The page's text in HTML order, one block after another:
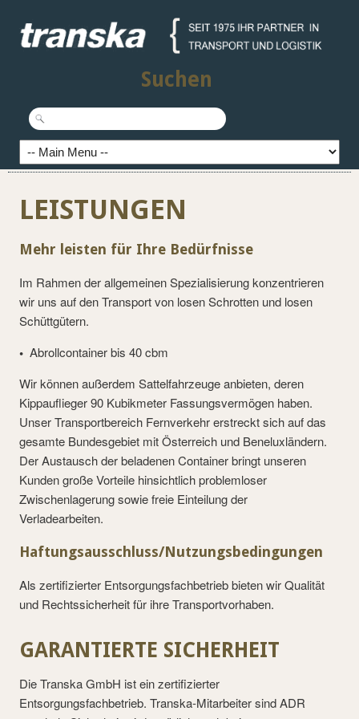
Suchen
LEISTUNGEN
Mehr leisten für Ihre Bedürfnisse
Im Rahmen der allgemeinen Spezialisierung konzentrieren
wir uns auf den Transport von losen Schrotten und losen
Schüttgütern.
• Abrollcontainer bis 40 cbm
Wir können außerdem Sattelfahrzeuge anbieten, deren
Kippauflieger 90 Kubikmeter Fassungsvermögen haben.
Unser Transportbereich Fernverkehr erstreckt sich auf das
gesamte Bundesgebiet mit Österreich und Beneluxländern.
Der Austausch der beladenen Container bringt unseren
Kunden große Vorteile hinsichtlich problemloser
Zwischenlagerung sowie freie Einteilung der
Verladearbeiten.
Haftungsausschluss/Nutzungsbedingungen
Als zertifizierter Entsorgungsfachbetrieb bieten wir Qualität
und Rechtssicherheit für ihre Transportvorhaben.
GARANTIERTE SICHERHEIT
Die Transka GmbH ist ein zertifizierter
Entsorgungsfachbetrieb. Transka-Mitarbeiter sind ADR